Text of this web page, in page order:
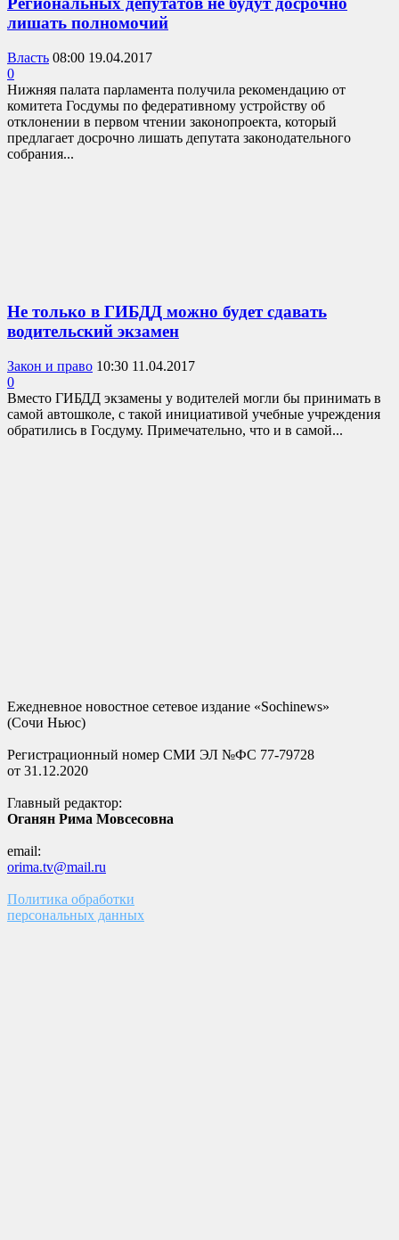
лишать полномочий
Власть 08:00 19.04.2017
0
Нижняя палата парламента получила рекомендацию от
комитета Госдумы по федеративному устройству об
отклонении в первом чтении законопроекта, который
предлагает досрочно лишать депутата законодательного
собрания...
Не только в ГИБДД можно будет сдавать
водительский экзамен
Закон и право 10:30 11.04.2017
0
Вместо ГИБДД экзамены у водителей могли бы принимать в
самой автошколе, с такой инициативой учебные учреждения
обратились в Госдуму. Примечательно, что и в самой...
Ежедневное новостное сетевое издание «Sochinews»
(Сочи Ньюс)
Регистрационный номер СМИ ЭЛ №ФС 77-79728
от 31.12.2020
Главный редактор:
Оганян Рима Мовсесовна
email:
orima.tv@mail.ru
Политика обработки
персональных данных